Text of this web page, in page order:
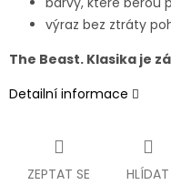
výraz bez ztráty
The Beast. Klasika je
Detailní informace
ZEPTAT SE HLÍDAT